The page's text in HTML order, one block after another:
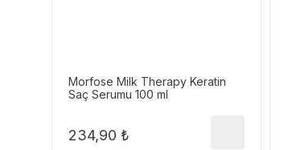
Morfose Milk Therapy Keratin
Saç Serumu 100 ml
234,90 ₺